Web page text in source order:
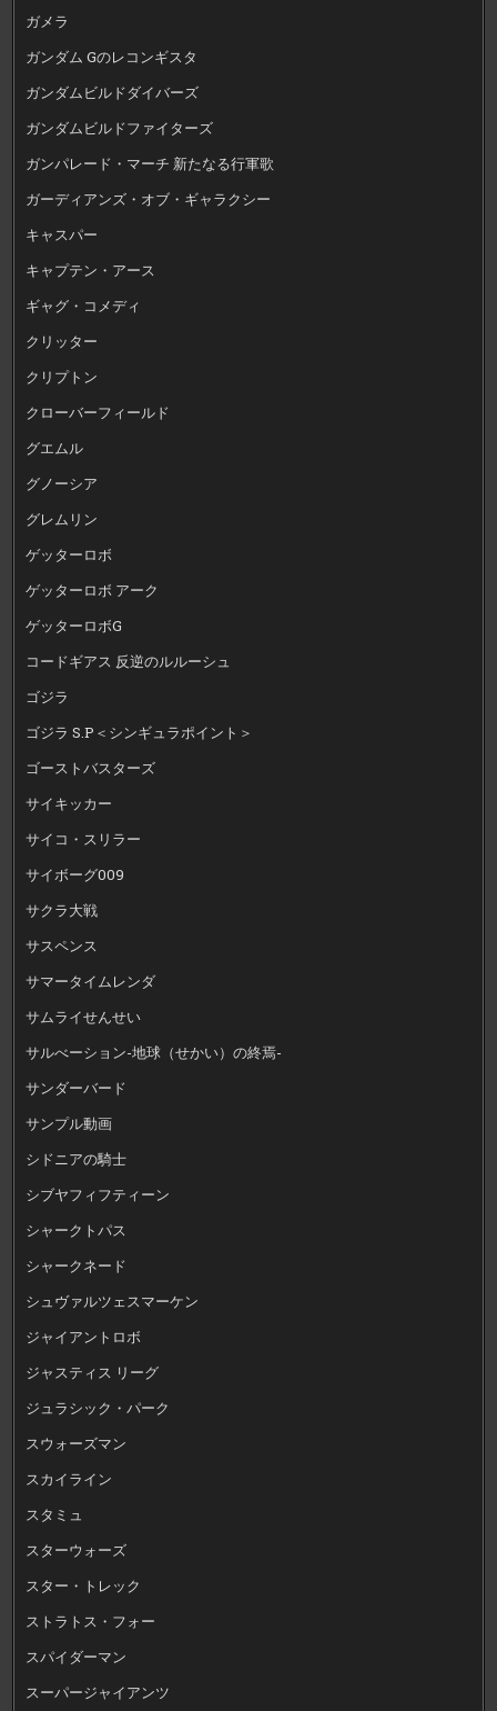
ガメラ
ガンダム Gのレコンギスタ
ガンダムビルドダイバーズ
ガンダムビルドファイターズ
ガンパレード・マーチ 新たなる行軍歌
ガーディアンズ・オブ・ギャラクシー
キャスパー
キャプテン・アース
ギャグ・コメディ
クリッター
クリプトン
クローバーフィールド
グエムル
グノーシア
グレムリン
ゲッターロボ
ゲッターロボ アーク
ゲッターロボG
コードギアス 反逆のルルーシュ
ゴジラ
ゴジラ S.P＜シンギュラポイント＞
ゴーストバスターズ
サイキッカー
サイコ・スリラー
サイボーグ009
サクラ大戦
サスペンス
サマータイムレンダ
サムライせんせい
サルべーション-地球（せかい）の終焉-
サンダーバード
サンプル動画
シドニアの騎士
シブヤフィフティーン
シャークトパス
シャークネード
シュヴァルツェスマーケン
ジャイアントロボ
ジャスティス リーグ
ジュラシック・パーク
スウォーズマン
スカイライン
スタミュ
スターウォーズ
スター・トレック
ストラトス・フォー
スパイダーマン
スーパージャイアンツ